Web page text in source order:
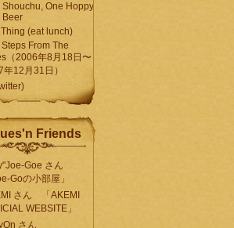
Shouchu, One Hoppy.
Beer
(eat lunch)
Steps From The
（2006年8月18日〜
年12月31日）
Friends
Goe さん
Goの小部屋」
さん 「AKEMI
WEBSITE」
さん